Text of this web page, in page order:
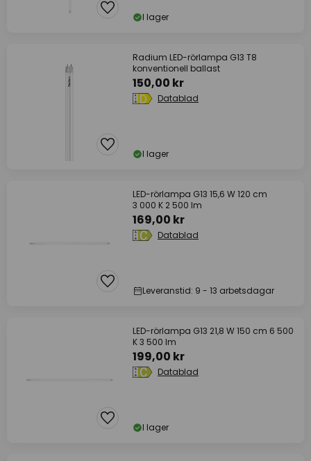
I lager
Radium LED-rörlampa G13 T8
konventionell ballast
150,00 kr
Datablad
I lager
LED-rörlampa G13 15,6 W 120 cm
3 000 K 2 500 lm
169,00 kr
Datablad
Leveranstid: 9 - 13 arbetsdagar
LED-rörlampa G13 21,8 W 150 cm 6 500
K 3 500 lm
199,00 kr
Datablad
I lager